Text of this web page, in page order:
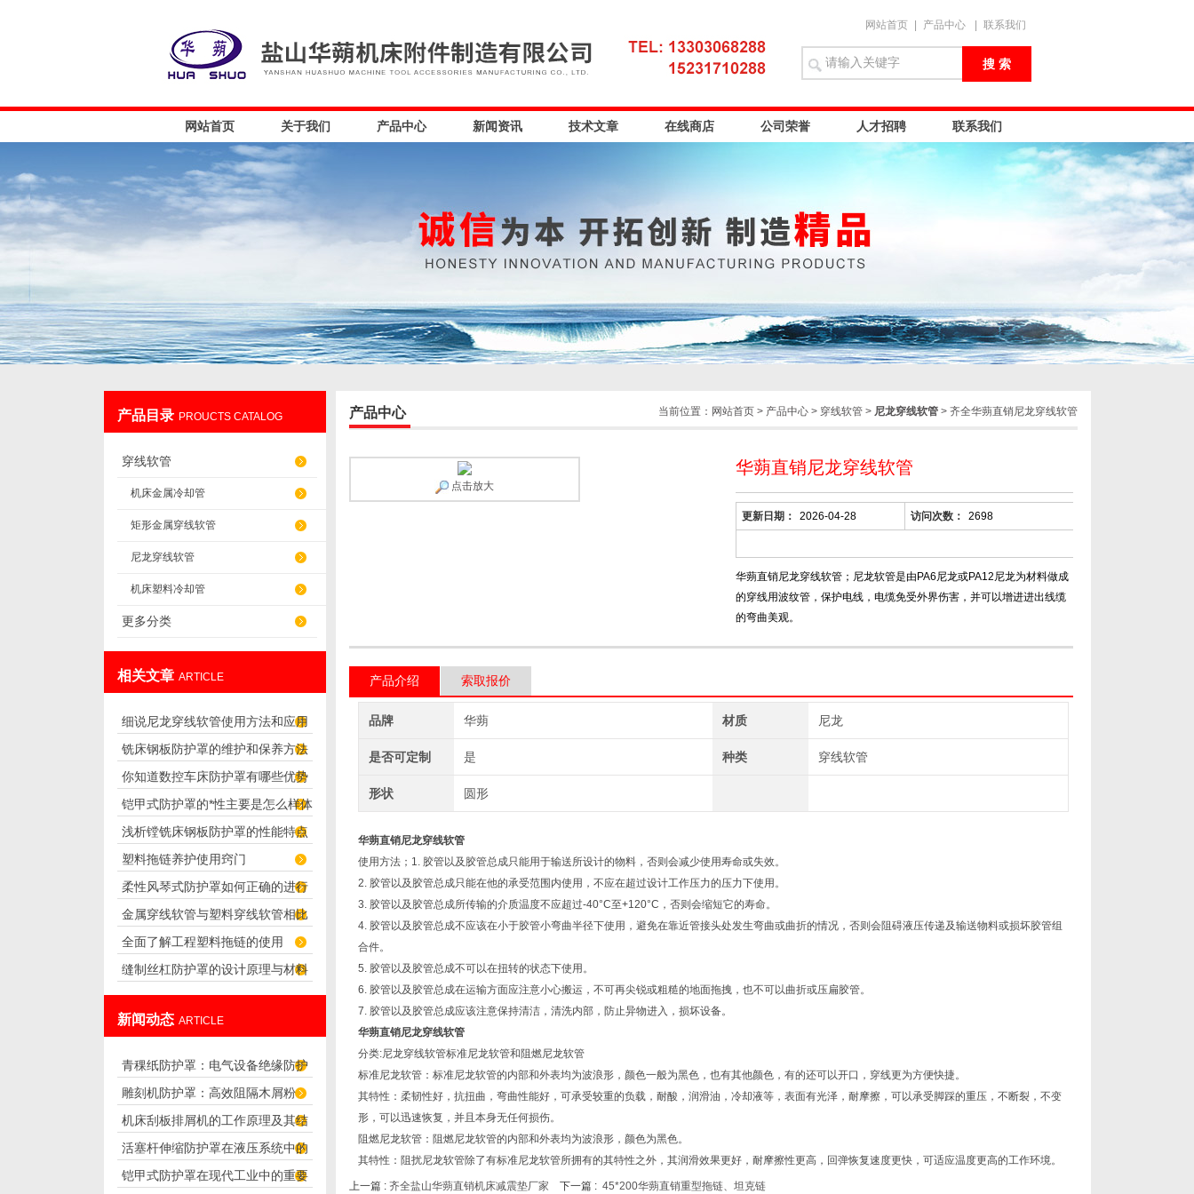
网站首页 产品中心 联系我们
网站首页 关于我们 产品中心 新闻资讯 技术文章 在线商店 公司荣誉 人才招聘 联系我们
产品目录 PROUCTS CATALOG
穿线软管
机床金属冷却管
矩形金属穿线软管
尼龙穿线软管
机床塑料冷却管
更多分类
相关文章 ARTICLE
细说尼龙穿线软管使用方法和应用
范围
铣床钢板防护罩的维护和保养方法
你知道数控车床防护罩有哪些优势
吗？
铠甲式防护罩的*性主要是怎么样体
现出来的
浅析镗铣床钢板防护罩的性能特点
及其优点
塑料拖链养护使用窍门
柔性风琴式防护罩如何正确的进行
安装？
金属穿线软管与塑料穿线软管相比
谁应用更广泛？
全面了解工程塑料拖链的使用
缝制丝杠防护罩的设计原理与材料
新闻动态 ARTICLE
青稞纸防护罩：电气设备绝缘防护
专用方案
雕刻机防护罩：高效阻隔木屑粉
尘，守护设备精度与安全
机床刮板排屑机的工作原理及其结
构分析
活塞杆伸缩防护罩在液压系统中的
应用
铠甲式防护罩在现代工业中的重要
当前位置： 网站首页> 产品中心> 穿线软管> 尼龙穿线软管> 齐全华蒴直销尼龙穿线软管
产品中心
华蒴直销尼龙穿线软管
更新日期： 2026-04-28 访问次数： 2698
华蒴直销尼龙穿线软管；尼龙软管是由PA6尼龙或PA12尼龙为材料做成
的穿线用波纹管，保护电线，电缆免受外界伤害，并可以增进进出线缆
的弯曲美观。
点击放大
产品介绍 索取报价
品牌 华蒴 材质 尼龙
是否可定制 是 种类 穿线软管
形状 圆形
华蒴直销尼龙穿线软管
使用方法；1. 胶管以及胶管总成只能用于输送所设计的物料，否则会减少使用寿命或失效。
2. 胶管以及胶管总成只能在他的承受范围内使用，不应在超过设计工作压力的压力下使用。
3. 胶管以及胶管总成所传输的介质温度不应超过-40°C至+120°C，否则会缩短它的寿命。
4. 胶管以及胶管总成不应该在小于胶管小弯曲半径下使用，避免在靠近管接头处发生弯曲或曲折的情况，否则会阻碍液压传递及输送物料或损坏胶管组
合件。
5. 胶管以及胶管总成不可以在扭转的状态下使用。
6. 胶管以及胶管总成在运输方面应注意小心搬运，不可再尖锐或粗糙的地面拖拽，也不可以曲折或压扁胶管。
7. 胶管以及胶管总成应该注意保持清洁，清洗内部，防止异物进入，损坏设备。
华蒴直销尼龙穿线软管
分类:尼龙穿线软管标准尼龙软管和阻燃尼龙软管
标准尼龙软管：标准尼龙软管的内部和外表均为波浪形，颜色一般为黑色，也有其他颜色，有的还可以开口，穿线更为方便快捷。
其特性：柔韧性好，抗扭曲，弯曲性能好，可承受较重的负载，耐酸，润滑油，冷却液等，表面有光泽，耐摩擦，可以承受脚踩的重压，不断裂，不变
形，可以迅速恢复，并且本身无任何损伤。
阻燃尼龙软管：阻燃尼龙软管的内部和外表均为波浪形，颜色为黑色。
其特性：阻扰尼龙软管除了有标准尼龙软管所拥有的其特性之外，其润滑效果更好，耐摩擦性更高，回弹恢复速度更快，可适应温度更高的工作环境。
上一篇 : 齐全盐山华蒴直销机床减震垫厂家 下一篇 : 45*200华蒴直销重型拖链、坦克链